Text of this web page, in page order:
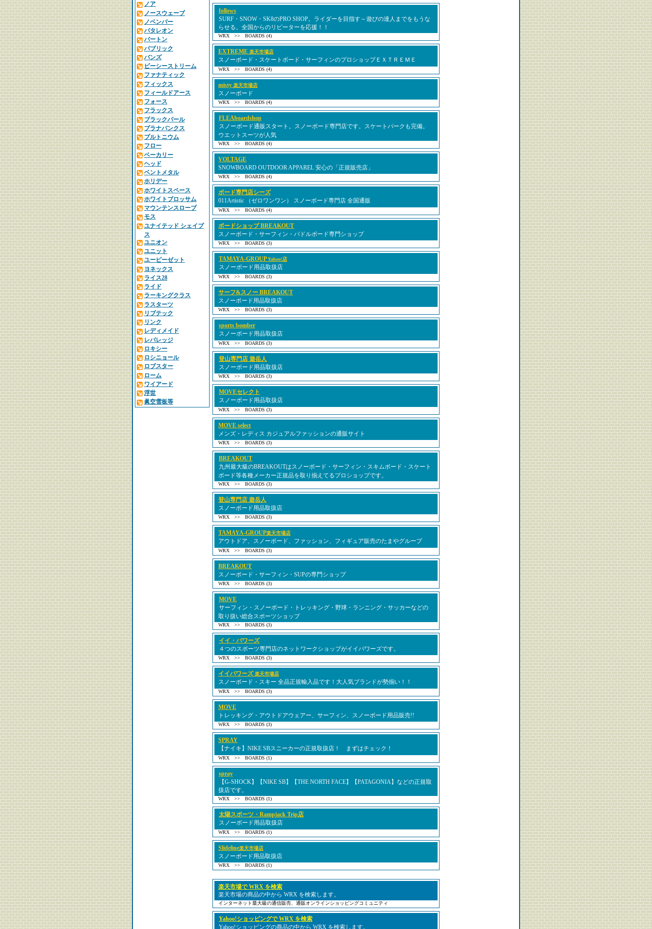
ノア
ノースウェーブ
ノベンバー
バタレオン
バートン
パブリック
バンズ
ビーシーストリーム
ファナティック
フィックス
フィールドアース
フォース
フラックス
ブラックパール
プラナパンクス
プルトニウム
フロー
ベーカリー
ヘッド
ベントメタル
ホリデー
ホワイトスペース
ホワイトブロッサム
マウンテンスロープ
モス
ユナイテッド シェイプ
ス
ユニオン
ユニット
ユーピーゼット
ヨネックス
ライス28
ライド
ラーキングクラス
ラスターツ
リブテック
リンク
レディメイド
レバレッジ
ロキシー
ロシニョール
ロブスター
ローム
ワイアード
浮世
眞空雪板等
follows
SURF・SNOW・SK8のPRO SHOP。ライダーを目指す～遊びの達人までをもうな
らせる。全国からのリピーターを応援！！
WRX >> BOARDS (4)
EXTREME 楽天市場店
スノーボード・スケートボード・サーフィンのプロショップＥＸＴＲＥＭＥ
WRX >> BOARDS (4)
misty 楽天市場店
スノーボード
WRX >> BOARDS (4)
FLEAboardshop
スノーボード通販スタート。スノーボード専門店です。スケートパークも完備。
ウエットスーツが人気
WRX >> BOARDS (4)
VOLTAGE
SNOWBOARD OUTDOOR APPAREL 安心の「正規販売店」
WRX >> BOARDS (4)
ボード専門店シーズ
011Artistic （ゼロワンワン） スノーボード専門店 全国通販
WRX >> BOARDS (4)
ボードショップ BREAKOUT
スノーボード・サーフィン・パドルボード専門ショップ
WRX >> BOARDS (3)
TAMAYA-GROUPYahoo!店
スノーボード用品取扱店
WRX >> BOARDS (3)
サーフ&スノー BREAKOUT
スノーボード用品取扱店
WRX >> BOARDS (3)
sports bomber
スノーボード用品取扱店
WRX >> BOARDS (3)
登山専門店 遊岳人
スノーボード用品取扱店
WRX >> BOARDS (3)
MOVEセレクト
スノーボード用品取扱店
WRX >> BOARDS (3)
MOVE select
メンズ・レディス カジュアルファッションの通販サイト
WRX >> BOARDS (3)
BREAKOUT
九州最大級のBREAKOUTはスノーボード・サーフィン・スキムボード・スケート
ボード等各種メーカー正規品を取り揃えてるプロショップです。
WRX >> BOARDS (3)
登山専門店 遊岳人
スノーボード用品取扱店
WRX >> BOARDS (3)
TAMAYA-GROUP楽天市場店
アウトドア、スノーボード、ファッション、フィギュア販売のたまやグループ
WRX >> BOARDS (3)
BREAKOUT
スノーボード・サーフィン・SUPの専門ショップ
WRX >> BOARDS (3)
MOVE
サーフィン・スノーボード・トレッキング・野球・ランニング・サッカーなどの
取り扱い総合スポーツショップ
WRX >> BOARDS (3)
イイ・パワーズ
４つのスポーツ専門店のネットワークショップがイイパワーズです。
WRX >> BOARDS (3)
イイパワーズ楽天市場店
スノーボード・スキー 全品正規輸入品です！大人気ブランドが勢揃い！！
WRX >> BOARDS (3)
MOVE
トレッキング・アウトドアウェアー、サーフィン、スノーボード用品販売!!
WRX >> BOARDS (3)
SPRAY
【ナイキ】NIKE SBスニーカーの正規取扱店！ まずはチェック！
WRX >> BOARDS (1)
spray
【G-SHOCK】【NIKE SB】【THE NORTH FACE】【PATAGONIA】などの正規取
扱店です。
WRX >> BOARDS (1)
太陽スポーツ・Rampjack Trip店
スノーボード用品取扱店
WRX >> BOARDS (1)
Slideline楽天市場店
スノーボード用品取扱店
WRX >> BOARDS (1)
楽天市場で WRX を検索
楽天市場の商品の中から WRX を検索します。
インターネット最大級の通信販売、通販オンラインショッピングコミュニティ
Yahoo!ショッピングで WRX を検索
Yahoo!ショッピングの商品の中から WRX を検索します。